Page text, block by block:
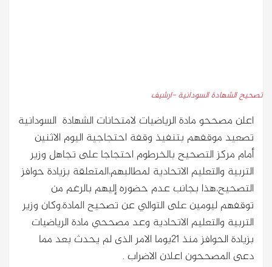
تصحيح الشهادة السودانية -ارشيف
اعلن مصححو مادة الرياضيات لامتحانات الشهادة السودانية
تصعيد موقفهم بتنفيذ وقفة احتجاجية اليوم الاثنين
أمام مركز التصحيح بالخرطوم احتجاجا على تجاهل وزير
التربية والتعليم الاتحادية لمطالبهم،المتعلقة بزيادة حوافز
التصحيح،هذا بجانب عدم حضوره إليهم بالرغم من
توقفهم ليومين على التوالي عن تصحيح المادة.وكان وزير
التربية والتعليم الاتحادية وعد مصححي مادة الرياضيات
بزيادة الحوافز منذ 21يوما الامر الذى لم يحدث بعد مما
دعى المصححون اعلان الاضراب .